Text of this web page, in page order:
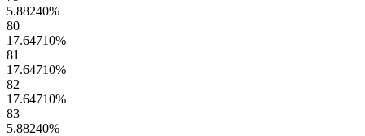
5.88240%
80
17.64710%
81
17.64710%
82
17.64710%
83
5.88240%